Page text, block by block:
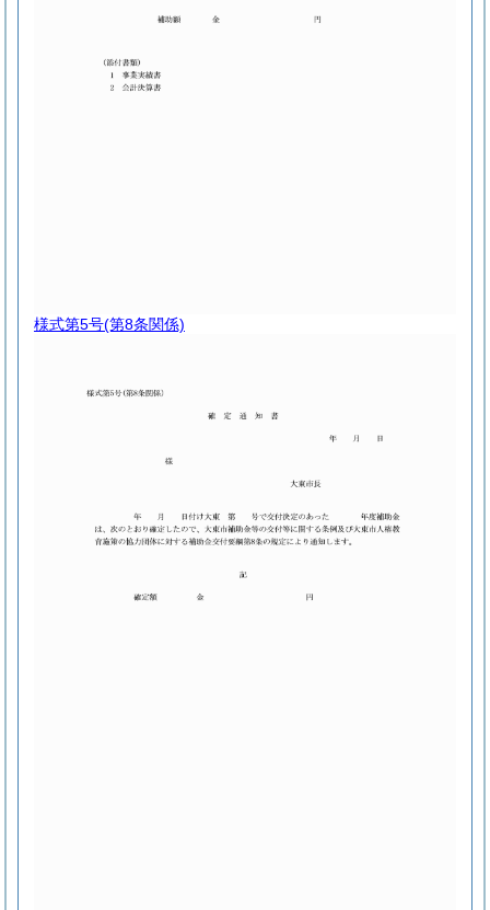
様式第5号(第8条関係)